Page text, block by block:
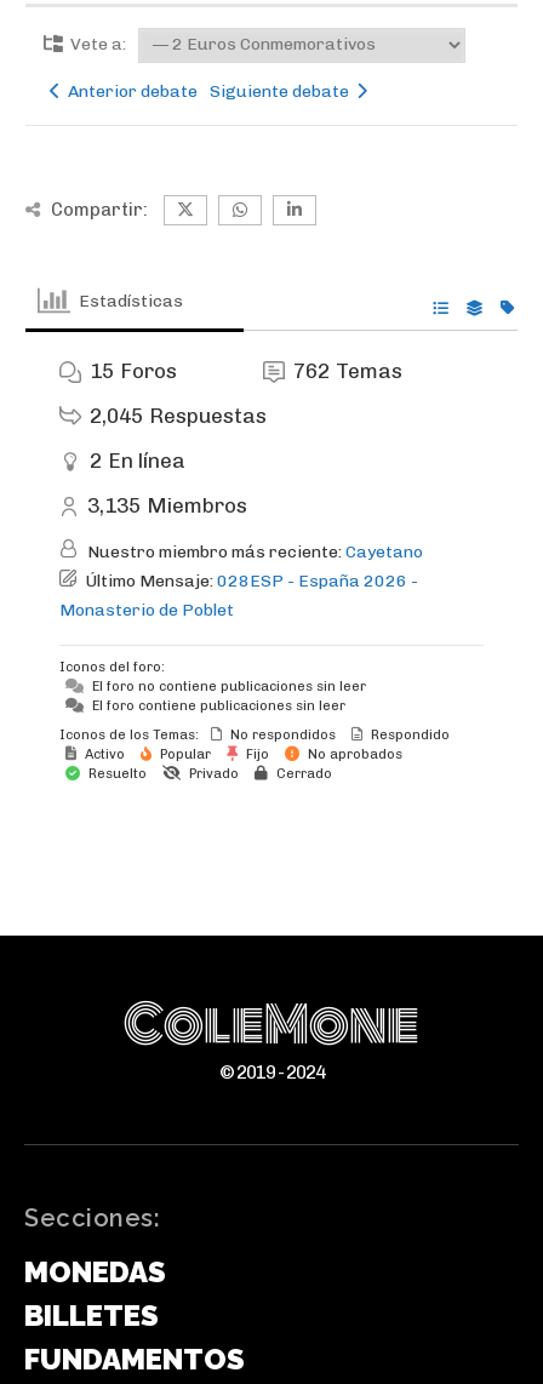
Vete a:
Anterior debate Siguiente debate
Compartir:
Estadísticas
15 Foros 762 Temas
2,045 Respuestas
2 En línea
3,135 Miembros
Nuestro miembro más reciente:Cayetano
Último Mensaje:028ESP - España 2026 -
Monasterio de Poblet
Iconos del foro:
El foro no contiene publicaciones sin leer
El foro contiene publicaciones sin leer
Iconos de los Temas:
No respondidos
Respondido
Activo
Popular Fijo
No aprobados
Resuelto
Privado Cerrado
ColeMone
© 2019 - 2024
Secciones:
MONEDAS
BILLETES
FUNDAMENTOS